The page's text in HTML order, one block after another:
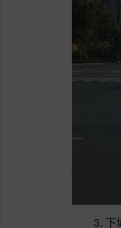
3. 下